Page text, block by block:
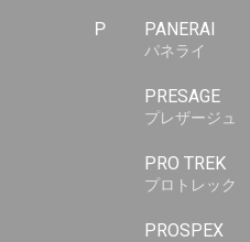
P PANERAI
パネライ
PRESAGE
プレザージュ
PRO TREK
プロトレック
PROSPEX